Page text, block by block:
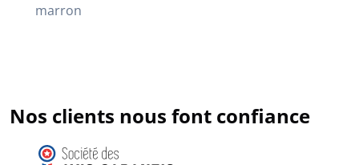
marron
Nos clients nous font confiance